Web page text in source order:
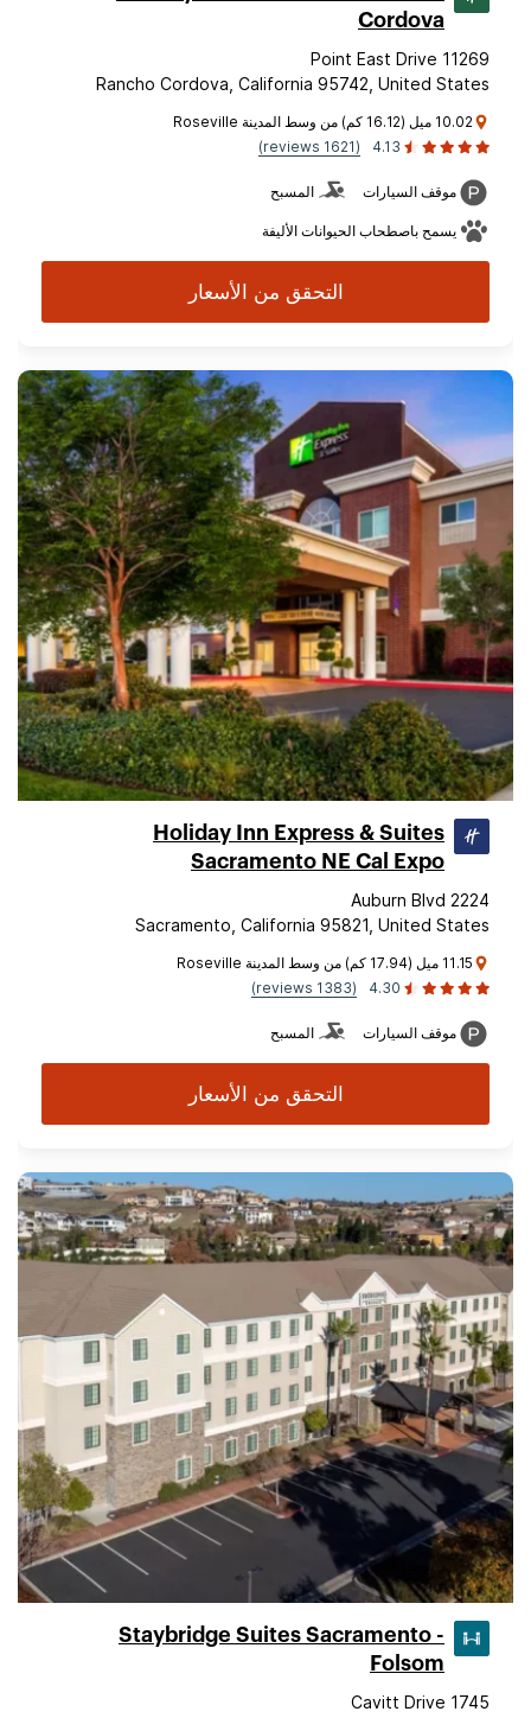
Cordova
11269 Point East Drive
Rancho Cordova, California 95742, United States
10.02 ميل (16.12 كم) من وسط المدينة Roseville
4.13
(1621 reviews)
موقف السيارات المسبح
يسمح باصطحاب الحيوانات الأليفة
التحقق من الأسعار
Holiday Inn Express & Suites
Sacramento NE Cal Expo
2224 Auburn Blvd
Sacramento, California 95821, United States
11.15 ميل (17.94 كم) من وسط المدينة Roseville
4.30
(1383 reviews)
موقف السيارات المسبح
التحقق من الأسعار
Staybridge Suites Sacramento -
Folsom
1745 Cavitt Drive